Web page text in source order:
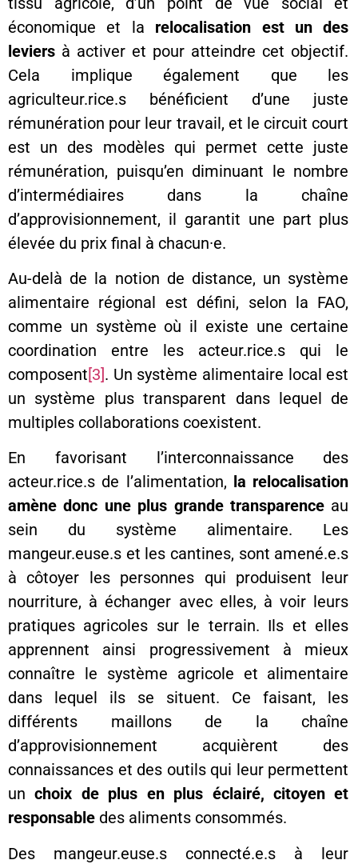
économique et la relocalisation est un des
leviers à activer et pour atteindre cet objectif.
Cela implique également que les
agriculteur.rice.s bénéficient d’une juste
rémunération pour leur travail, et le circuit court
est un des modèles qui permet cette juste
rémunération, puisqu’en diminuant le nombre
d’intermédiaires dans la chaîne
d’approvisionnement, il garantit une part plus
élevée du prix final à chacun·e.
Au-delà de la notion de distance, un système
alimentaire régional est défini, selon la FAO,
comme un système où il existe une certaine
coordination entre les acteur.rice.s qui le
composent[3]. Un système alimentaire local est
un système plus transparent dans lequel de
multiples collaborations coexistent.
En favorisant l’interconnaissance des
acteur.rice.s de l’alimentation, la relocalisation
amène donc une plus grande transparence au
sein du système alimentaire. Les
mangeur.euse.s et les cantines, sont amené.e.s
à côtoyer les personnes qui produisent leur
nourriture, à échanger avec elles, à voir leurs
pratiques agricoles sur le terrain. Ils et elles
apprennent ainsi progressivement à mieux
connaître le système agricole et alimentaire
dans lequel ils se situent. Ce faisant, les
différents maillons de la chaîne
d’approvisionnement acquièrent des
connaissances et des outils qui leur permettent
unchoix de plus en plus éclairé, citoyen et
responsable des aliments consommés.
Des mangeur.euse.s connecté.e.s à leur